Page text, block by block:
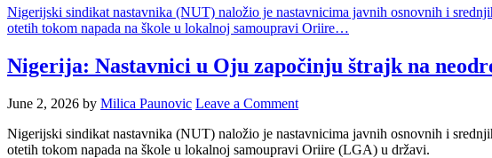
Nigerijski sindikat nastavnika (NUT) naložio je nastavnicima javnih osnovnih i
otetih tokom napada na škole u ​​lokalnoj samoupravi Oriire…
Nigerija: Nastavnici u Oju započinju štrajk na
June 2, 2026 by Milica Paunovic Leave a Comment
Nigerijski sindikat nastavnika (NUT) naložio je nastavnicima javnih osnovnih i
otetih tokom napada na škole u ​​lokalnoj samoupravi Oriire (LGA) u državi.